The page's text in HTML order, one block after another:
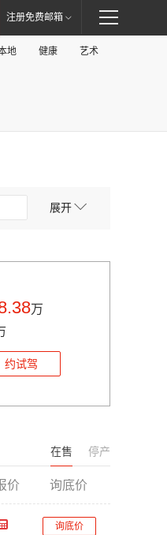
注册免费邮箱
地 健康 艺术
展开
万
约试驾
在售 停产
价 询底价
询底价